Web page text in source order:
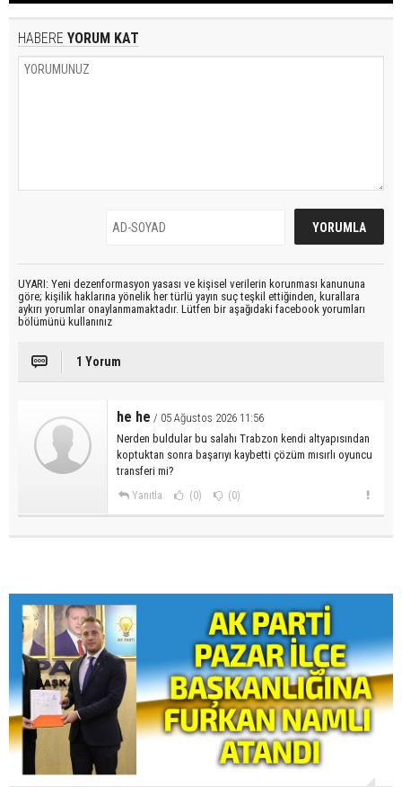
HABERE YORUM KAT
UYARI: Yeni dezenformasyon yasası ve kişisel verilerin korunması kanununa
göre; kişilik haklarına yönelik her türlü yayın suç teşkil ettiğinden, kurallara
aykırı yorumlar onaylanmamaktadır. Lütfen bir aşağıdaki facebook yorumları
bölümünü kullanınız
1 Yorum
he he / 05 Ağustos 2026 11:56
Nerden buldular bu salahı Trabzon kendi altyapısından
koptuktan sonra başarıyı kaybetti çözüm mısırlı oyuncu
transferi mi?
Yanıtla (0) (0)